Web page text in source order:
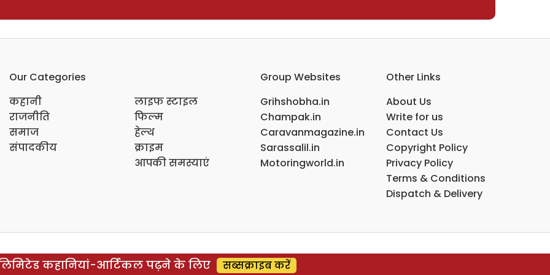
Our Categories
कहानी
राजनीति
समाज
संपादकीय
लाइफ स्टाइल
फिल्म
हेल्थ
क्राइम
आपकी समस्याएं
Group Websites
Grihshobha.in
Champak.in
Caravanmagazine.in
Sarassalil.in
Motoringworld.in
Other Links
About Us
Write for us
Contact Us
Copyright Policy
Privacy Policy
Terms & Conditions
Dispatch & Delivery
कहानियां-आर्टिकल पढ़ने के लिए सब्सक्राइब करें